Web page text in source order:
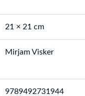
21 × 21 cm
Mirjam Visker
9789492731944